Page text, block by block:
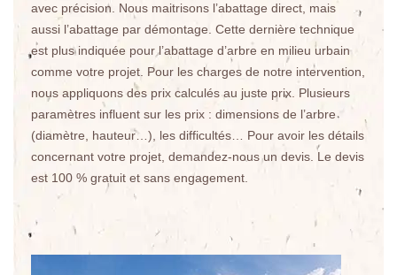
avec précision. Nous maitrisons l’abattage direct, mais
aussi l’abattage par démontage. Cette dernière technique
est plus indiquée pour l’abattage d’arbre en milieu urbain
comme votre projet. Pour les charges de notre intervention,
nous appliquons des prix calculés au juste prix. Plusieurs
paramètres influent sur les prix : dimensions de l’arbre
(diamètre, hauteur…), les difficultés… Pour avoir les détails
concernant votre projet, demandez-nous un devis. Le devis
est 100 % gratuit et sans engagement.